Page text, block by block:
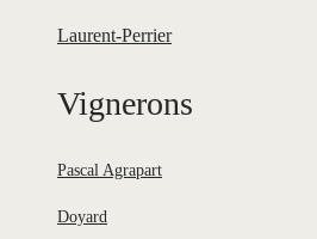
Laurent-Perrier
Vignerons
Pascal Agrapart
Doyard